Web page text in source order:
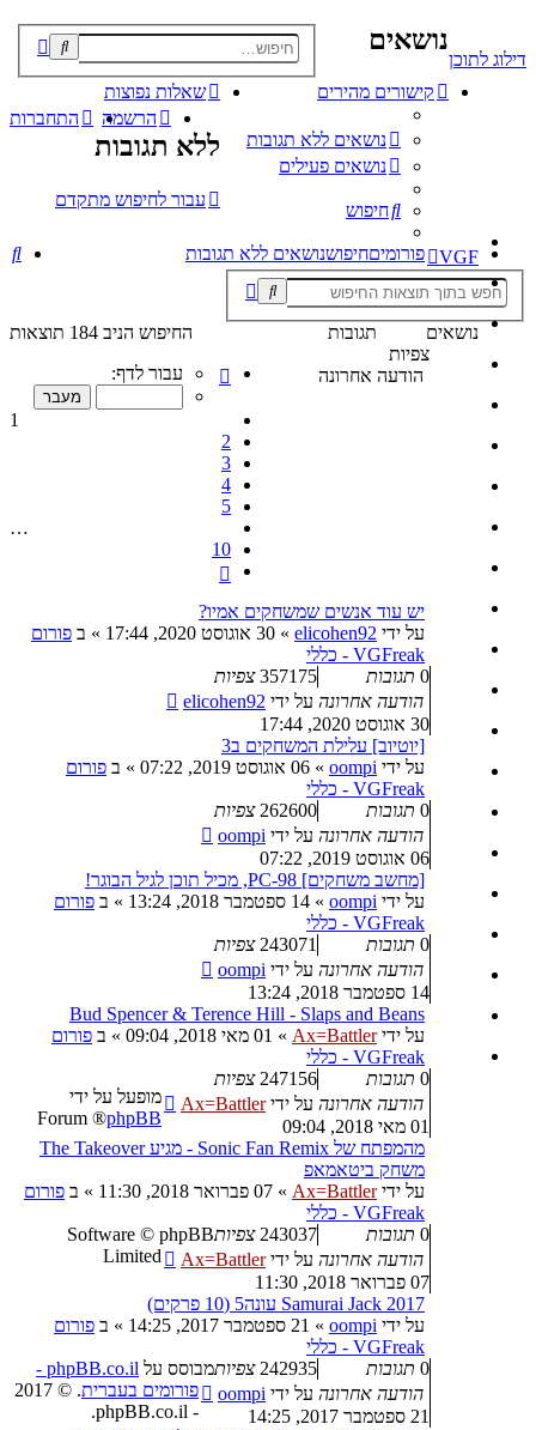
דילוג לתוכן
קישורים מהירים
נושאים ללא תגובות
נושאים פעילים
חיפוש
שאלות נפוצות
התחברות
הרשמה
VGF פורומיםחיפושנושאים ללא תגובות
נושאים
ללא תגובות
עבור לחיפוש מתקדם
חיפוש
החיפוש הניב 184 תוצאות
דף
מתוך
10
עבור לדף:
1
2
3
4
5
…
10
הבא
נושאים
תגובות
צפיות
הודעה אחרונה
יש עוד אנשים שמשחקים אמיו?
על ידי elicohen92
» 30 אוגוסט 2020, 17:44 » ב פורום
VGFreak - כללי
0 תגובות 357175 צפיות
הודעה אחרונה על ידי elicohen92
30 אוגוסט 2020, 17:44
[יוטיוב] עלילת המשחקים ב3
על ידי oompi
» 06 אוגוסט 2019, 07:22 » ב פורום
VGFreak - כללי
0 תגובות 262600 צפיות
הודעה אחרונה על ידי oompi
06 אוגוסט 2019, 07:22
[מחשב משחקים] PC-98, מכיל תוכן לגיל הבוגר!
על ידי oompi
» 14 ספטמבר 2018, 13:24 » ב פורום
VGFreak - כללי
0 תגובות 243071 צפיות
הודעה אחרונה על ידי oompi
14 ספטמבר 2018, 13:24
Bud Spencer & Terence Hill - Slaps and Beans
על ידיAx=Battler
» 01 מאי 2018, 09:04 » ב פורום
VGFreak - כללי
0 תגובות 247156 צפיות
הודעה אחרונה על ידיAx=Battler
01 מאי 2018, 09:04
מהמפתח של Sonic Fan Remix - מגיע The Takeover
משחק ביטאמאפ
על ידיAx=Battler
» 07 פברואר 2018, 11:30 » ב פורום
VGFreak - כללי
0 תגובות 243037 צפיות
הודעה אחרונה על ידיAx=Battler
07 פברואר 2018, 11:30
Samurai Jack 2017 עונה5 (10 פרקים)
על ידי oompi
» 21 ספטמבר 2017, 14:25 » ב פורום
VGFreak - כללי
0 תגובות 242935 צפיות
הודעה אחרונה על ידי oompi
21 ספטמבר 2017, 14:25
מופעל על ידי
phpBB
® Forum
Software © phpBB
Limited
מבוסס על
phpBB.co.il -
פורומים בעברית
. © 2017
- phpBB.co.il.